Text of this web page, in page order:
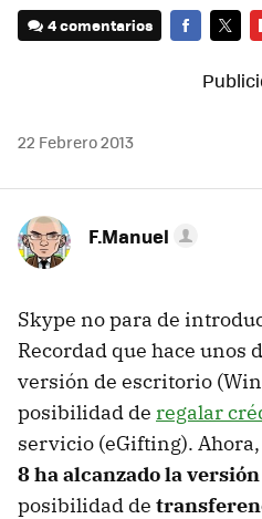
4 comentarios
22 Febrero 2013
F.Manuel
Skype no para de
Recordad que hace unos
versión de escritorio
posibilidad de regalar
servicio (eGifting). Ahora,
8 ha alcanzado la
posibilidad de